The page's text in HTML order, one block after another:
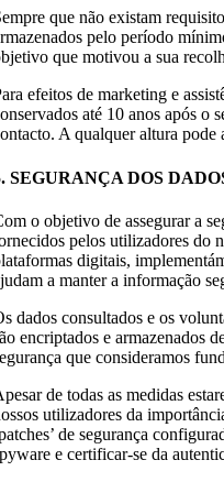
que não existam
pelo período
que motivou a sua
efeitos de marketing e
até 10 anos após o
A qualquer altura pode
SEGURANÇA DOS
o objetivo de assegurar a
pelos utilizadores do
digitais,
a manter a informação
dados consultados e os
encriptados e armazenados
que consideramos
de todas as medidas
utilizadores da
de segurança
e certificar-se da